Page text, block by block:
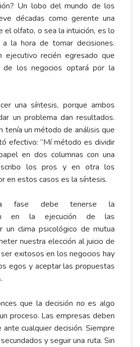
Un lobo del mundo de los
décadas como gerente una
el olfato, o sea la intuición, es lo
la hora de tomar decisiones.
ejecutivo recién egresado que
los negocios optará por la
una síntesis, porque ambos
un problema dan resultados.
tenía un método de análisis que
efectivo: “Mí método es dividir
en dos columnas con una
los pros y en otra los
en estos casos es la síntesis.
fase debe tenerse la
en la ejecución de las
un clima psicológico de mutua
nuestra elección al juicio de
exitosos en los negocios hay
egos y aceptar las propuestas
que la decisión no es algo
proceso. Las empresas deben
cualquier decisión. Siempre
y seguir una ruta. Sin